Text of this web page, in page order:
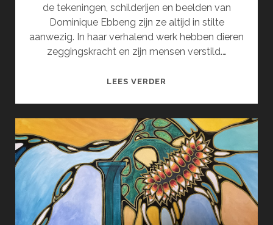
de tekeningen, schilderijen en beelden van
Dominique Ebbeng zijn ze altijd in stilte
aanwezig. In haar verhalend werk hebben dieren
zeggingskracht en zijn mensen verstild.…
LEES VERDER